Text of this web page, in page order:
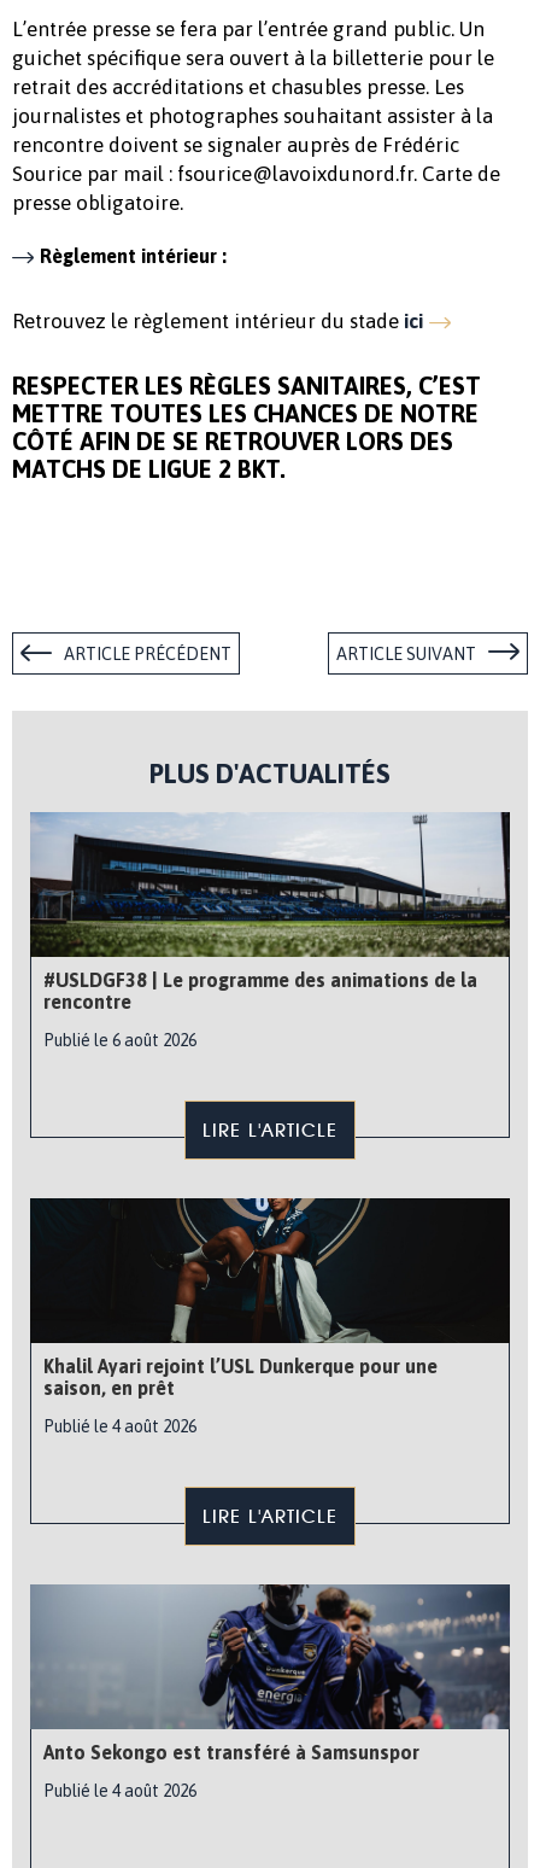
L’entrée presse se fera par l’entrée grand public. Un
guichet spécifique sera ouvert à la billetterie pour le
retrait des accréditations et chasubles presse. Les
journalistes et photographes souhaitant assister à la
rencontre doivent se signaler auprès de Frédéric
Sourice par mail : fsourice@lavoixdunord.fr. Carte de
presse obligatoire.
Règlement intérieur :
Retrouvez le règlement intérieur du stade ici
RESPECTER LES RÈGLES SANITAIRES, C’EST
METTRE TOUTES LES CHANCES DE NOTRE
CÔTÉ AFIN DE SE RETROUVER LORS DES
MATCHS DE LIGUE 2 BKT.
ARTICLE PRÉCÉDENT ARTICLE SUIVANT
PLUS D'ACTUALITÉS
#USLDGF38 | Le programme des animations de la
rencontre
Publié le 6 août 2026
LIRE L'ARTICLE
Khalil Ayari rejoint l’USL Dunkerque pour une
saison, en prêt
Publié le 4 août 2026
LIRE L'ARTICLE
Anto Sekongo est transféré à Samsunspor
Publié le 4 août 2026